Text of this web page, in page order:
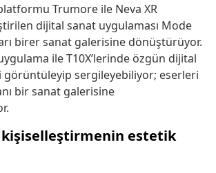
Trumore ile Neva XR
dijital sanat uygulaması Mode
birer sanat galerisine dönüştürüyor.
ile T10X’lerinde özgün dijital
görüntüleyip sergileyebiliyor; eserleri
bir sanat galerisine
kişiselleştirmenin estetik